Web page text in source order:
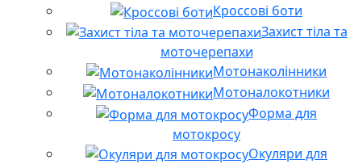
Кроссові боти
Захист тіла та
моточерепахи
Мотонаколінники
Мотоналокотники
Форма для
мотокросу
Окуляри для